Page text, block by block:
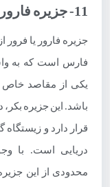
11- جزیره فارور کیش
جزیره فارور یا فرور
فارس است که به
یکی از مقاصد خاص
باشد. این جزیره
قرار دارد و زیستگاه
دریایی است. با
محدودی از این